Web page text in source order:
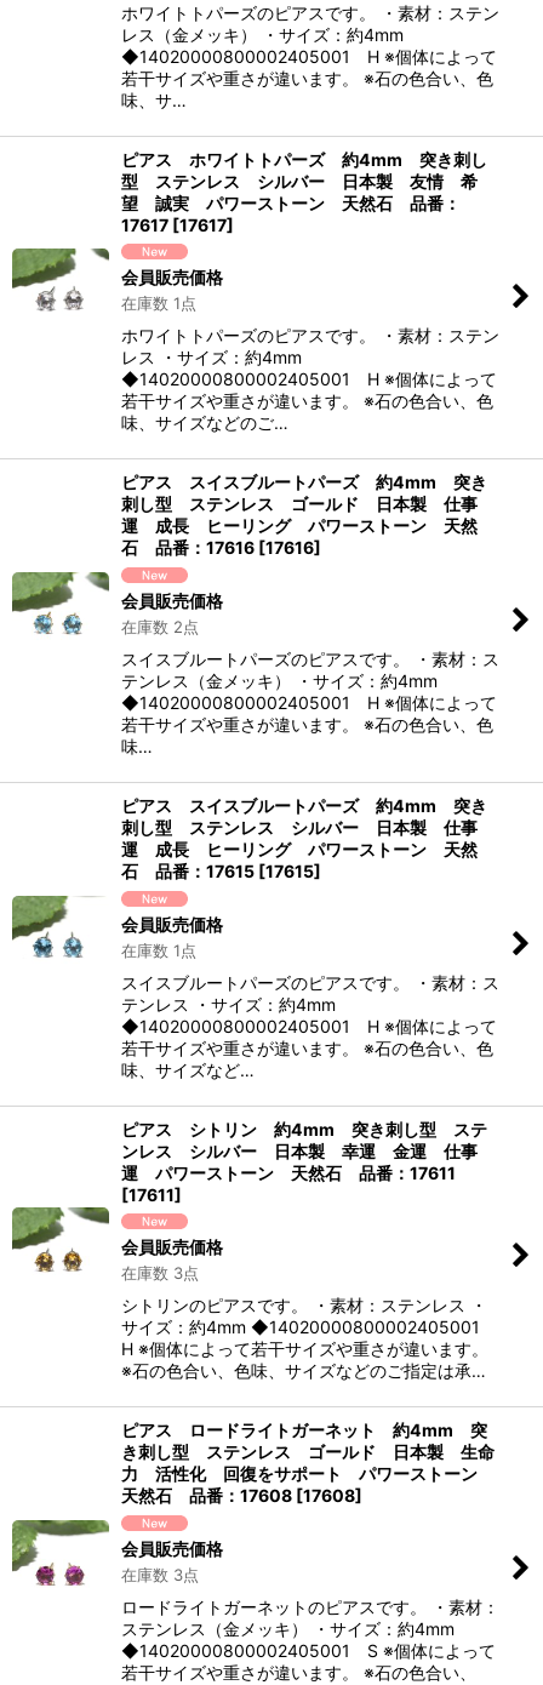
ホワイトトパーズのピアスです。 ・素材：ステン
レス（金メッキ） ・サイズ：約4mm
◆14020000800002405001 H ※個体によって
若干サイズや重さが違います。 ※石の色合い、色
味、サ…
ピアス ホワイトトパーズ 約4mm 突き刺し
型 ステンレス シルバー 日本製 友情 希
望 誠実 パワーストーン 天然石 品番：
17617 [17617]
会員販売価格
在庫数 1点
ホワイトトパーズのピアスです。 ・素材：ステン
レス ・サイズ：約4mm
◆14020000800002405001 H ※個体によって
若干サイズや重さが違います。 ※石の色合い、色
味、サイズなどのご…
ピアス スイスブルートパーズ 約4mm 突き
刺し型 ステンレス ゴールド 日本製 仕事
運 成長 ヒーリング パワーストーン 天然
石 品番：17616 [17616]
会員販売価格
在庫数 2点
スイスブルートパーズのピアスです。 ・素材：ス
テンレス（金メッキ） ・サイズ：約4mm
◆14020000800002405001 H ※個体によって
若干サイズや重さが違います。 ※石の色合い、色
味…
ピアス スイスブルートパーズ 約4mm 突き
刺し型 ステンレス シルバー 日本製 仕事
運 成長 ヒーリング パワーストーン 天然
石 品番：17615 [17615]
会員販売価格
在庫数 1点
スイスブルートパーズのピアスです。 ・素材：ス
テンレス ・サイズ：約4mm
◆14020000800002405001 H ※個体によって
若干サイズや重さが違います。 ※石の色合い、色
味、サイズなど…
ピアス シトリン 約4mm 突き刺し型 ステ
ンレス シルバー 日本製 幸運 金運 仕事
運 パワーストーン 天然石 品番：17611
[17611]
会員販売価格
在庫数 3点
シトリンのピアスです。 ・素材：ステンレス ・
サイズ：約4mm ◆14020000800002405001
H ※個体によって若干サイズや重さが違います。
※石の色合い、色味、サイズなどのご指定は承…
ピアス ロードライトガーネット 約4mm 突
き刺し型 ステンレス ゴールド 日本製 生命
力 活性化 回復をサポート パワーストーン
天然石 品番：17608 [17608]
会員販売価格
在庫数 3点
ロードライトガーネットのピアスです。 ・素材：
ステンレス（金メッキ） ・サイズ：約4mm
◆14020000800002405001 S ※個体によって
若干サイズや重さが違います。 ※石の色合い、